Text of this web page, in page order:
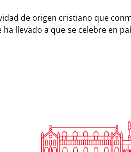
de origen cristiano que
llevado a que se celebre en